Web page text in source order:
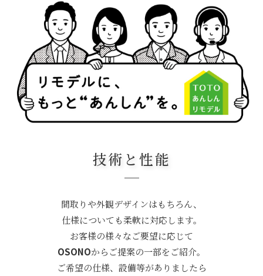
技術と性能
間取りや外観デザインはもちろん、
仕様についても柔軟に対応します。
お客様の様々なご要望に応じて
OSONOからご提案の一部をご紹介。
ご希望の仕様、設備等がありましたら